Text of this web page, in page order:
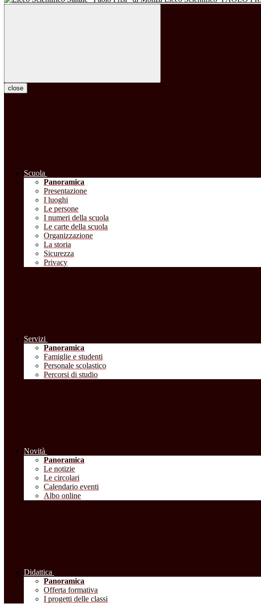
close
Scuola
Panoramica
Presentazione
I luoghi
Le persone
I numeri della scuola
Le carte della scuola
Organizzazione
La storia
Sicurezza
Privacy
Servizi
Panoramica
Famiglie e studenti
Personale scolastico
Percorsi di studio
Novità
Panoramica
Le notizie
Le circolari
Calendario eventi
Albo online
Didattica
Panoramica
Offerta formativa
I progetti delle classi